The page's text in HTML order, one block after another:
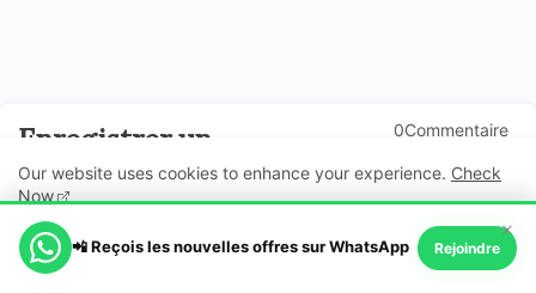
Enregistrer un
commentaire
0Commentaire
Vous avez des questions par rapport à cette offre ? Laissez votre
préoccupation ici en commentaire.
Our website uses cookies to enhance your experience. Check
Now
Ok, Go it!
×
📲 Reçois les nouvelles offres sur WhatsApp Rejoindre